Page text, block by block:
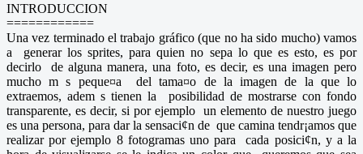
INTRODUCCION
============
Una vez terminado el trabajo gráfico (que no ha sido mucho) vamos
a generar los sprites, para quien no sepa lo que es esto, es por
decirlo de alguna manera, una foto, es decir, es una imagen pero
mucho m s peque¤a del tama¤o de la imagen de la que lo
extraemos, adem s tienen la posibilidad de mostrarse con fondo
transparente, es decir, si por ejemplo un elemento de nuestro juego
es una persona, para dar la sensaci¢n de que camina tendr¡amos que
realizar por ejemplo 8 fotogramas uno para cada posici¢n, y a la